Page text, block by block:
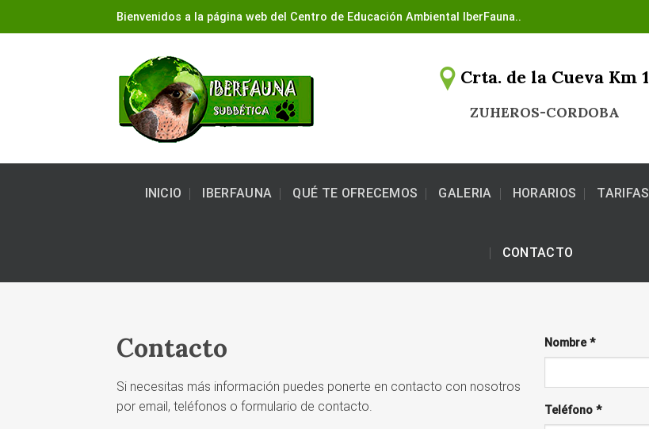
Bienvenidos a la página web del Centro de Educación Ambiental IberFauna..
Crta. de la Cueva Km 1
ZUHEROS-CORDOBA
INICIO IBERFAUNA QUÉ TE OFRECEMOS GALERIA HORARIOS TARIFAS
CONTACTO
Contacto
Si necesitas más información puedes ponerte en contacto con nosotros
por email, teléfonos o formulario de contacto.
Nombre *
Teléfono *